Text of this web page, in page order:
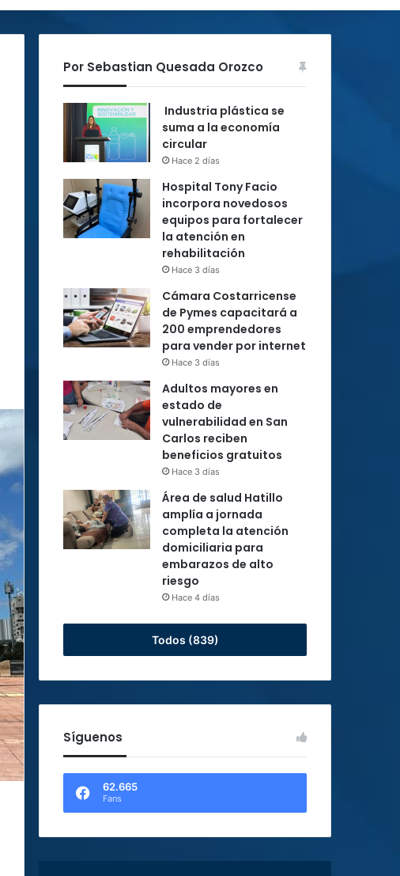
Por Sebastian Quesada Orozco
Industria plástica se
suma a la economía
circular
Hace 2 días
Hospital Tony Facio
incorpora novedosos
equipos para fortalecer
la atención en
rehabilitación
Hace 3 días
Cámara Costarricense
de Pymes capacitará a
200 emprendedores
para vender por internet
Hace 3 días
Adultos mayores en
estado de
vulnerabilidad en San
Carlos reciben
beneficios gratuitos
Hace 3 días
Área de salud Hatillo
amplía a jornada
completa la atención
domiciliaria para
embarazos de alto
riesgo
Hace 4 días
Todos (839)
Síguenos
62.665
Fans